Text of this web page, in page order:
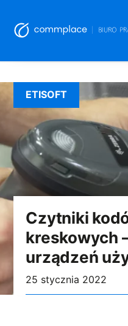
to
content
Czytniki
kreskowych
urządzeń
25 stycznia 2022
ETISOFT